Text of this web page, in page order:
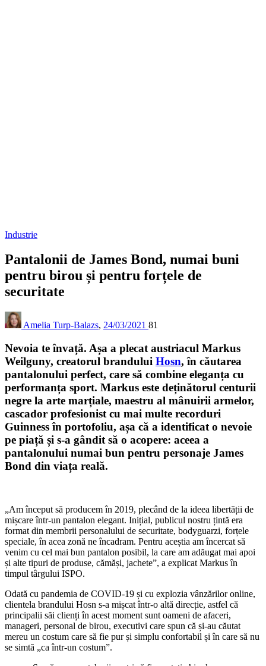
Industrie
Pantalonii de James Bond, numai buni
pentru birou și pentru forțele de
securitate
Amelia Turp-Balazs, 24/03/2021 81
Nevoia te învață. Așa a plecat austriacul Markus
Weilguny, creatorul brandului Hosn, în căutarea
pantalonului perfect, care să combine eleganța cu
performanța sport. Markus este deținătorul centurii
negre la arte marțiale, maestru al mânuirii armelor,
cascador profesionist cu mai multe recorduri
Guinness în portofoliu, așa că a identificat o nevoie
pe piață și s-a gândit să o acopere: aceea a
pantalonului numai bun pentru personaje James
Bond din viața reală.
„Am început să producem în 2019, plecând de la ideea libertății de
mișcare într-un pantalon elegant. Inițial, publicul nostru țintă era
format din membrii personalului de securitate, bodyguarzi, forțele
speciale, în acea zonă ne încadram. Pentru aceștia am încercat să
venim cu cel mai bun pantalon posibil, la care am adăugat mai apoi
și alte tipuri de produse, cămăși, jachete”, a explicat Markus în
timpul târgului ISPO.
Odată cu pandemia de COVID-19 și cu explozia vânzărilor online,
clientela brandului Hosn s-a mișcat într-o altă direcție, astfel că
principalii săi clienți în acest moment sunt oameni de afaceri,
manageri, personal de birou, executivi care spun că și-au căutat
mereu un costum care să fie pur și simplu confortabil și în care să nu
se simtă „ca într-un costum”.